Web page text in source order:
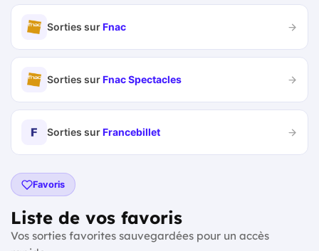
Sorties surFnac
Sorties surFnac Spectacles
Sorties surFrancebillet
Favoris
Liste de vos favoris
Vos sorties favorites sauvegardées pour un accès